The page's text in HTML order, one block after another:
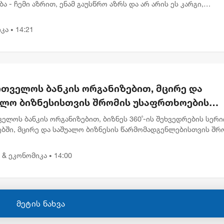
- ჩემი აზრით, ენამ გაუსწრო აზრს და არ არის ეს კარგი,
ცვლ...
• 14:21
ბანკის ორგანიზებით, მცირე და
ბიზნესისთვის შრომის უსაფრთხოების
გაიმართა
ბანკის ორგანიზებით, ბიზნეს 360˚-ის შეხვედრების
მცირე და საშუალო ბიზნესის წარმომადგენლებისთვის
& ეკონომიკა • 14:00
მეტის ნახვა